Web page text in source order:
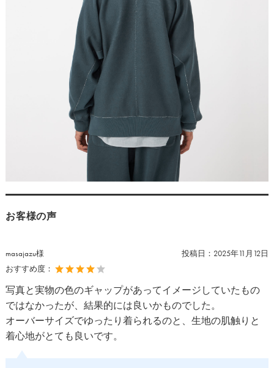
お客様の声
masajazu様 投稿日： 2025年11月12日
おすすめ度：
写真と実物の色のギャップがあってイメージしていたもの
ではなかったが、結果的には良いかものでした。
オーバーサイズでゆったり着られるのと、生地の肌触りと
着心地がとても良いです。